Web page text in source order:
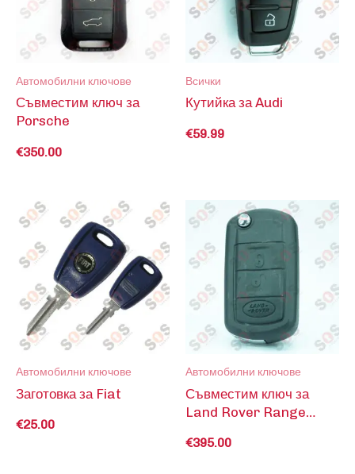
Автомобилни ключове
Съвместим ключ за
Porsche
€350.00
Всички
Кутийка за Audi
€59.99
Автомобилни ключове
Заготовка за Fiat
€25.00
Автомобилни ключове
Съвместим ключ за
Land Rover Range
€395.00